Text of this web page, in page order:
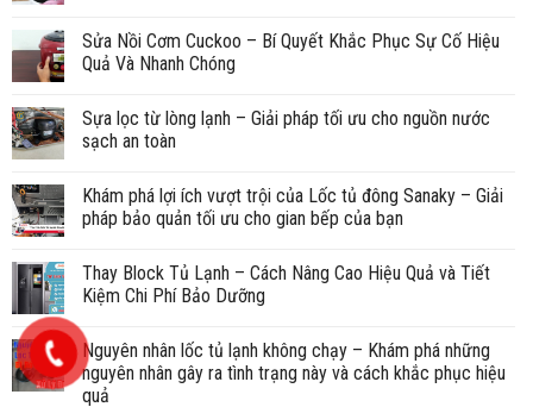
Sửa Nồi Cơm Cuckoo – Bí Quyết Khắc Phục Sự Cố Hiệu
Quả Và Nhanh Chóng
Sựa lọc từ lòng lạnh – Giải pháp tối ưu cho nguồn nước
sạch an toàn
Khám phá lợi ích vượt trội của Lốc tủ đông Sanaky – Giải
pháp bảo quản tối ưu cho gian bếp của bạn
Thay Block Tủ Lạnh – Cách Nâng Cao Hiệu Quả và Tiết
Kiệm Chi Phí Bảo Dưỡng
Nguyên nhân lốc tủ lạnh không chạy – Khám phá những
nguyên nhân gây ra tình trạng này và cách khắc phục hiệu
quả